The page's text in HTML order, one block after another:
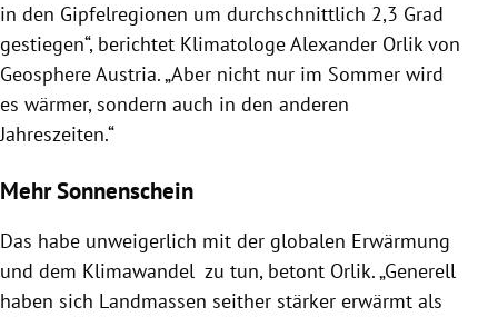
in den Gipfelregionen um durchschnittlich 2,3 Grad
gestiegen“, berichtet Klimatologe Alexander Orlik von
Geosphere Austria. „Aber nicht nur im Sommer wird
es wärmer, sondern auch in den anderen
Jahreszeiten.“
Mehr Sonnenschein
Das habe unweigerlich mit der globalen Erwärmung
und dem Klimawandel zu tun, betont Orlik. „Generell
haben sich Landmassen seither stärker erwärmt als